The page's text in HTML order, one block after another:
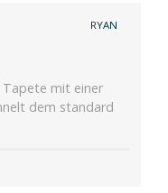
RYAN
mit einer
dem standard